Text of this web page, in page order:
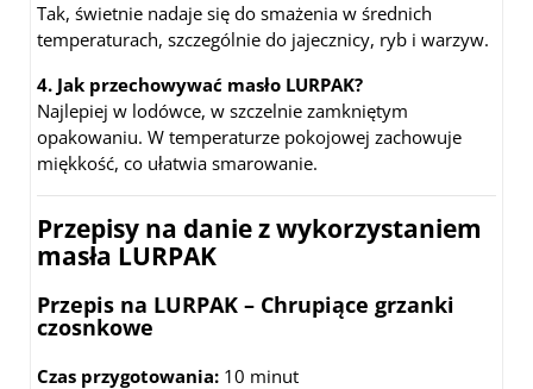
Tak, świetnie nadaje się do smażenia w średnich
temperaturach, szczególnie do jajecznicy, ryb i warzyw.
4. Jak przechowywać masło LURPAK?
Najlepiej w lodówce, w szczelnie zamkniętym
opakowaniu. W temperaturze pokojowej zachowuje
miękkość, co ułatwia smarowanie.
Przepisy na danie z wykorzystaniem
masła LURPAK
Przepis na LURPAK – Chrupiące grzanki
czosnkowe
Czas przygotowania: 10 minut